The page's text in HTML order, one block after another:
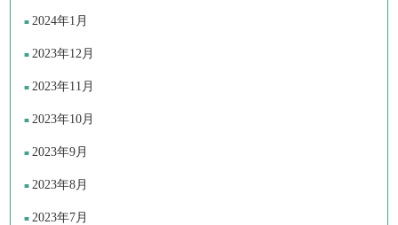
2024年1月
2023年12月
2023年11月
2023年10月
2023年9月
2023年8月
2023年7月